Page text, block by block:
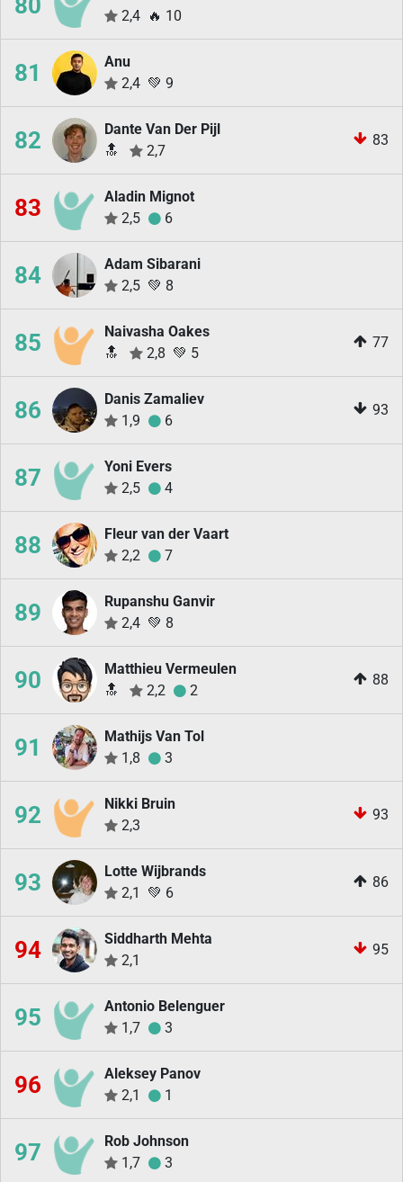
80
2,4 🔥 10
81
Anu
2,4 💚 9
82
Dante Van Der Pijl
🔝
2,7
83
83
Aladin Mignot
2,5
6
84
Adam Sibarani
2,5 💚 8
85
Naivasha Oakes
🔝
2,8 💚 5
77
86
Danis Zamaliev
1,9
6
93
87
Yoni Evers
2,5
4
88
Fleur van der Vaart
2,2
7
89
Rupanshu Ganvir
2,4 💚 8
90
Matthieu Vermeulen
🔝
2,2 2
88
91
Mathijs Van Tol
1,8
3
92
Nikki Bruin
2,3
93
93
Lotte Wijbrands
2,1
💚 6
86
94
Siddharth Mehta
2,1
95
95
Antonio Belenguer
1,7
3
96
Aleksey Panov
2,1
1
97
Rob Johnson
1,7
3